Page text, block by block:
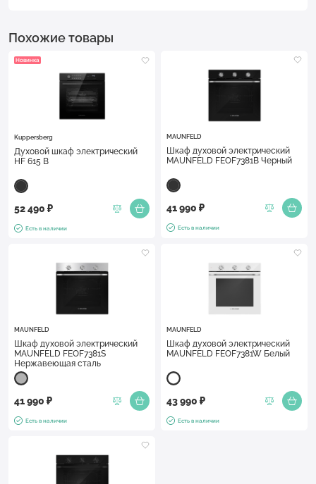
Похожие товары
Новинка
Kuppersberg
Духовой шкаф электрический
HF 615 B
52 490 ₽
Есть в наличии
MAUNFELD
Шкаф духовой электрический
MAUNFELD FEOF7381B Черный
41 990 ₽
Есть в наличии
MAUNFELD
Шкаф духовой электрический
MAUNFELD FEOF7381S
Нержавеющая сталь
41 990 ₽
Есть в наличии
MAUNFELD
Шкаф духовой электрический
MAUNFELD FEOF7381W Белый
43 990 ₽
Есть в наличии